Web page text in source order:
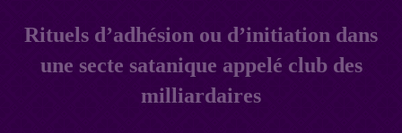
Rituels d’adhésion ou d’initiation dans
une secte satanique appelé club des
milliardaires